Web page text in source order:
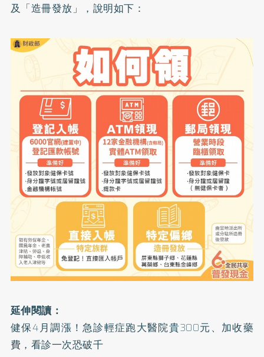
及「造冊發放」，說明如下：
延伸閱讀：
健保4月調漲！急診輕症跑大醫院貴300元、加收藥
費，看診一次恐破千